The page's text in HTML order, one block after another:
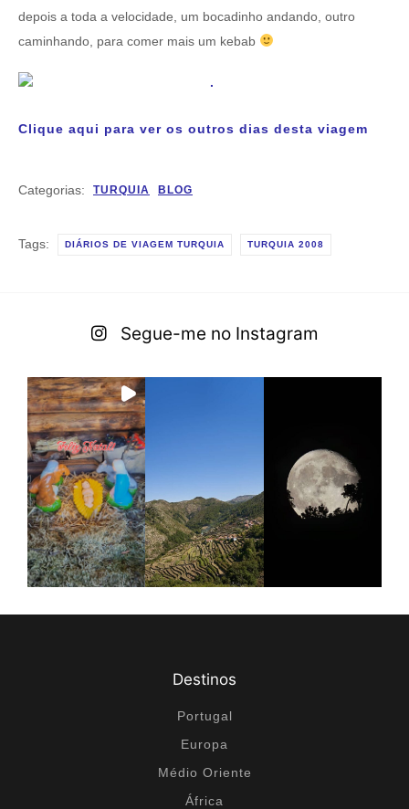
depois a toda a velocidade, um bocadinho andando, outro
caminhando, para comer mais um kebab
Clique aqui para ver os outros dias desta viagem
Categorias: TURQUIA BLOG
Tags: DIÁRIOS DE VIAGEM TURQUIA TURQUIA 2008
Segue-me no Instagram
Destinos
Portugal
Europa
Médio Oriente
África